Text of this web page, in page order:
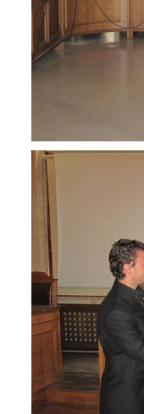
ΠΟΛΙΤΙΣΜΟΣ
ΑΝΘΕΚΤΙΚΗ